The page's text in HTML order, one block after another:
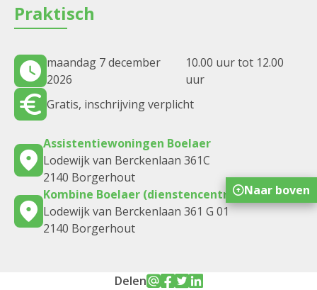
Praktisch
maandag 7 december
2026
10.00 uur tot 12.00
uur
Gratis, inschrijving verplicht
Assistentiewoningen Boelaer
Lodewijk van Berckenlaan 361C
2140 Borgerhout
Kombine Boelaer (dienstencentrum)
Lodewijk van Berckenlaan 361 G 01
2140 Borgerhout
Delen
Naar boven